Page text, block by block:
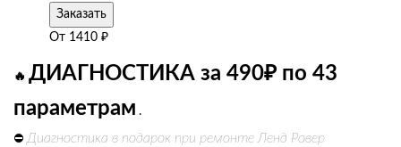
Заказать
От 1410 ₽
🔥 ДИАГНОСТИКА за 490₽ по 43
параметрам .
⛔ Диагностика в подарок при ремонте Ленд Ровер